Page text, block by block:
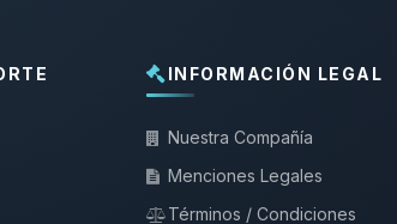
INFORMACIÓN LEGAL
Nuestra Compañía
Menciones Legales
Términos / Condiciones